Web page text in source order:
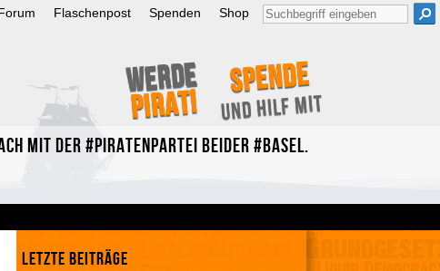
Forum Flaschenpost Spenden Shop
Suche
nach:
mit der #Piratenpartei beider #Basel.
Werde
Pirat!
Spende
und hilf mit
Letzte Beiträge